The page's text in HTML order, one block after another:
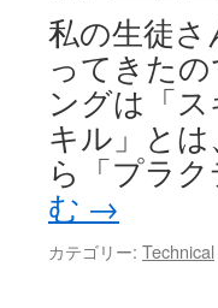
私の生徒
ってきた
ングは「
キル」と
ら「プラ
む →
カテゴリー: Technical